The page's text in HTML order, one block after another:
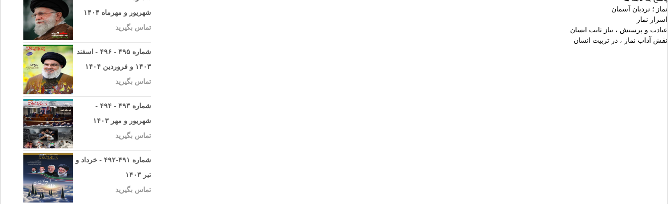
نماز ؛ نردبان آسمان
اسرار نماز
عبادت و پرستش ، نياز ثابت انسان
نقش آداب نماز ، در تربيت انسان
شهریور و مهرماه ۱۴۰۴
تماس بگیرید
شماره ۴۹۵ - ۴۹۶ - اسفند
۱۴۰۳ و فروردین ۱۴۰۴
تماس بگیرید
شماره ۴۹۳ - ۴۹۴ -
شهریور و مهر ۱۴۰۳
تماس بگیرید
شماره ۴۹۱-۴۹۲ - خرداد و
تیر ۱۴۰۳
تماس بگیرید